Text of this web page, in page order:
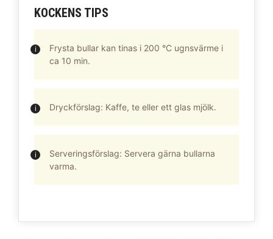
KOCKENS TIPS
Frysta bullar kan tinas i 200 °C ugnsvärme i
ca 10 min.
Dryckförslag: Kaffe, te eller ett glas mjölk.
Serveringsförslag: Servera gärna bullarna
varma.